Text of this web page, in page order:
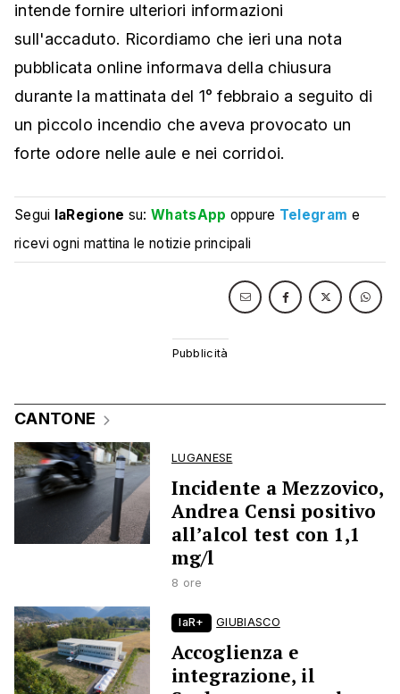
intende fornire ulteriori informazioni
sull'accaduto. Ricordiamo che ieri una nota
pubblicata online informava della chiusura
durante la mattinata del 1° febbraio a seguito di
un piccolo incendio che aveva provocato un
forte odore nelle aule e nei corridoi.
Segui laRegione su:WhatsApp oppure Telegram e
ricevi ogni mattina le notizie principali
CANTONE
LUGANESE
Incidente a Mezzovico,
Andrea Censi positivo
all’alcol test con 1,1
mg/l
8 ore
laR+ GIUBIASCO
Accoglienza e
integrazione, il